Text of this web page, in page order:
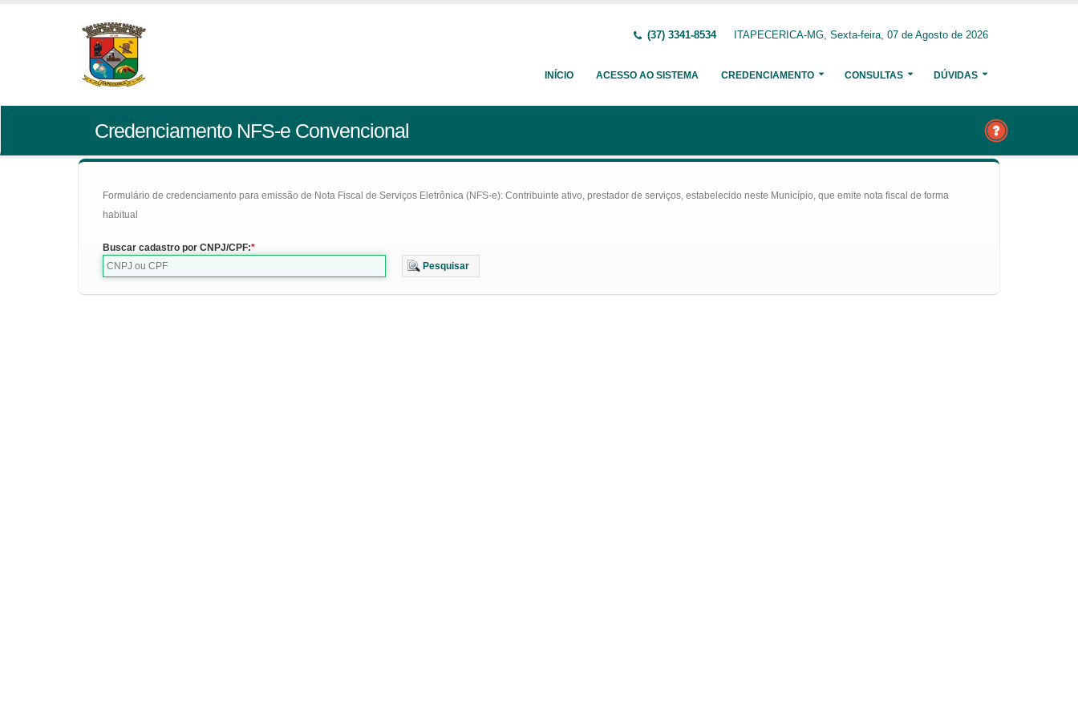
(37) 3341-8534 ITAPECERICA-MG, Sexta-feira, 07 de Agosto de 2026
INÍCIO ACESSO AO SISTEMA CREDENCIAMENTO CONSULTAS DÚVIDAS
Credenciamento NFS-e Convencional
Formulário de credenciamento para emissão de Nota Fiscal de Serviços Eletrônica (NFS-e): Contribuinte ativo, prestador de serviços, estabelecido neste Município, que emite nota fiscal de forma
habitual
Buscar cadastro por CNPJ/CPF:
Pesquisar